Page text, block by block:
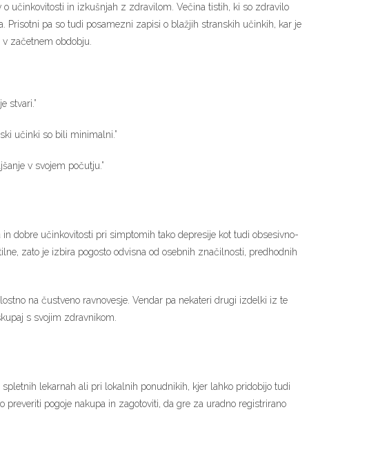
učinkovitosti in izkušnjah z zdravilom. Večina tistih, ki so zdravilo
Prisotni pa so tudi posamezni zapisi o blažjih stranskih učinkih, kar je
začetnem obdobju.
stvari.”
učinki so bili minimalni.”
v svojem počutju.”
dobre učinkovitosti pri simptomih tako depresije kot tudi obsesivno-
zato je izbira pogosto odvisna od osebnih značilnosti, predhodnih
na čustveno ravnovesje. Vendar pa nekateri drugi izdelki iz te
s svojim zdravnikom.
lekarnah ali pri lokalnih ponudnikih, kjer lahko pridobijo tudi
pogoje nakupa in zagotoviti, da gre za uradno registrirano